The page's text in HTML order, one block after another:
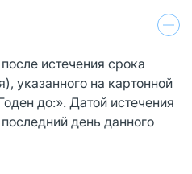
истечения срока
указанного на картонной
до:». Датой истечения
день данного